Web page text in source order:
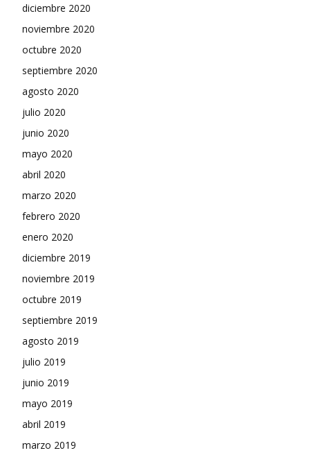
diciembre 2020
noviembre 2020
octubre 2020
septiembre 2020
agosto 2020
julio 2020
junio 2020
mayo 2020
abril 2020
marzo 2020
febrero 2020
enero 2020
diciembre 2019
noviembre 2019
octubre 2019
septiembre 2019
agosto 2019
julio 2019
junio 2019
mayo 2019
abril 2019
marzo 2019